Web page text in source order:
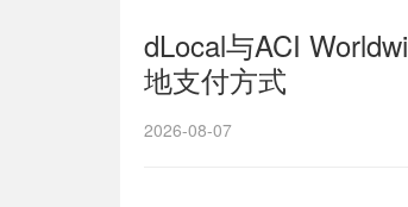
dLocal与ACI
地支付方式
2026-08-07